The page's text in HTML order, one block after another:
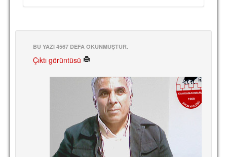
TARİHİ BAŞARILAR
BASINDAN
KUPA MAÇLARI
HAKKIMIZDA
BU YAZI 4567 DEFA OKUNMUŞTUR.
Çıktı görüntüsü